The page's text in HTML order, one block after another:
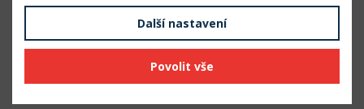
Počet řad 1
Vnitřní průměr (mm) 60
Další nastavení
Povolit vše